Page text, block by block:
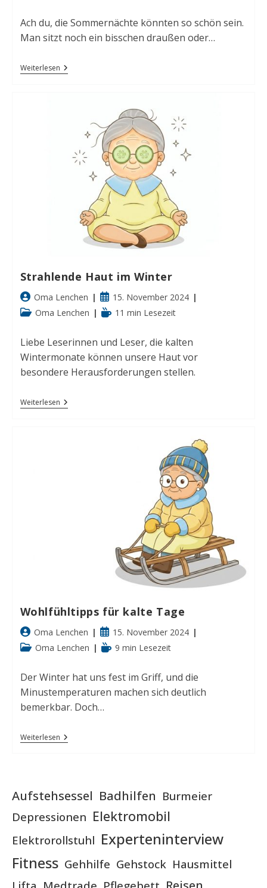
Ach du, die Sommernächte könnten so schön sein.
Man sitzt noch ein bisschen draußen oder…
WeiterlesenMückenfrei
Durch
Strahlende Haut im Winter
Beitrags-
Autor:
Oma Lenchen
Beitrag
veröffentlicht:
15. November 2024
Beitrags-
Oma Lenchen Lesedauer:
11 min Lesezeit
Liebe Leserinnen und Leser, die kalten
Wintermonate können unsere Haut vor
besondere Herausforderungen stellen.
WeiterlesenStrahlende
Haut
Wohlfühltipps für kalte Tage
Beitrags-
Autor:
Oma Lenchen
Beitrag
veröffentlicht:
15. November 2024
Beitrags-
Oma Lenchen Lesedauer:
9 min Lesezeit
Der Winter hat uns fest im Griff, und die
Minustemperaturen machen sich deutlich
bemerkbar. Doch…
WeiterlesenWohlfühltipps
Für
Aufstehsessel Badhilfen Burmeier
Depressionen Elektromobil
Elektrorollstuhl Experteninterview
Fitness Gehhilfe Gehstock Hausmittel